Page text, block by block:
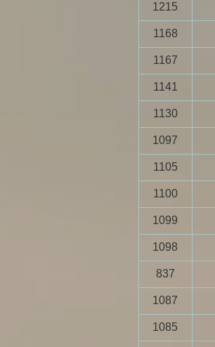
1215
1168
1167
1141
1130
1097
1105
1100
1099
1098
837
1087
1085